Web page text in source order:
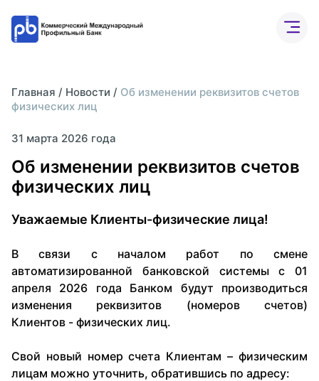
Расчетный счет
ВЭД
Депозиты
Интернет-банк
Главная / Новости / Об изменении реквизитов счетов
физических лиц
31 марта 2026 года
Об изменении реквизитов счетов
физических лиц
Уважаемые Клиенты-физические лица!
В связи с началом работ по смене
автоматизированной банковской системы с 01
апреля 2026 года Банком будут производиться
изменения реквизитов (номеров счетов)
Клиентов - физических лиц.
Свой новый номер счета Клиентам – физическим
лицам можно уточнить, обратившись по адресу: